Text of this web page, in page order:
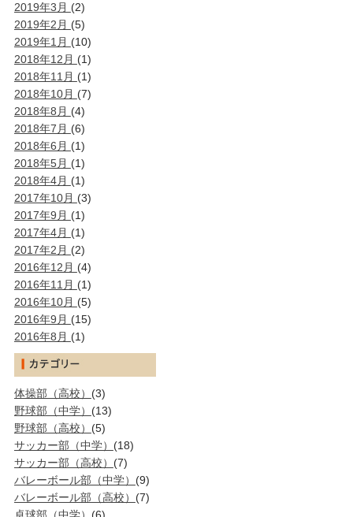
2019年3月 (2)
2019年2月 (5)
2019年1月 (10)
2018年12月 (1)
2018年11月 (1)
2018年10月 (7)
2018年8月 (4)
2018年7月 (6)
2018年6月 (1)
2018年5月 (1)
2018年4月 (1)
2017年10月 (3)
2017年9月 (1)
2017年4月 (1)
2017年2月 (2)
2016年12月 (4)
2016年11月 (1)
2016年10月 (5)
2016年9月 (15)
2016年8月 (1)
体操部（高校） (3)
野球部（中学） (13)
野球部（高校） (5)
サッカー部（中学） (18)
サッカー部（高校） (7)
バレーボール部（中学） (9)
バレーボール部（高校） (7)